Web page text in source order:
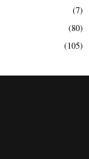
(7)
(80)
(105)